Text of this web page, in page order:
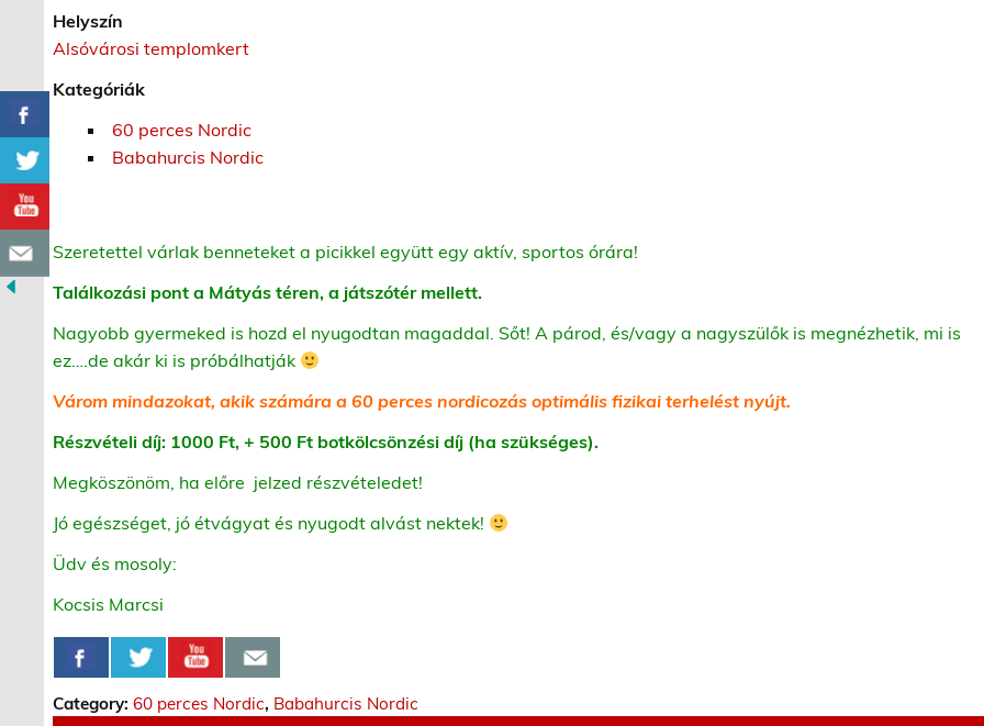
Helyszín
Alsóvárosi templomkert
Kategóriák
60 perces Nordic
Babahurcis Nordic
Szeretettel várlak benneteket a picikkel együtt egy aktív, sportos órára!
Találkozási pont a Mátyás téren, a játszótér mellett.
Nagyobb gyermeked is hozd el nyugodtan magaddal. Sőt! A párod, és/vagy a nagyszülők is megnézhetik, mi is
ez….de akár ki is próbálhatják
Várom mindazokat, akik számára a 60 perces nordicozás optimális fizikai terhelést nyújt.
Részvételi díj: 1000 Ft, + 500 Ft botkölcsönzési díj (ha szükséges).
Megköszönöm, ha előre jelzed részvételedet!
Jó egészséget, jó étvágyat és nyugodt alvást nektek!
Üdv és mosoly:
Kocsis Marcsi
Category:60 perces Nordic, Babahurcis Nordic